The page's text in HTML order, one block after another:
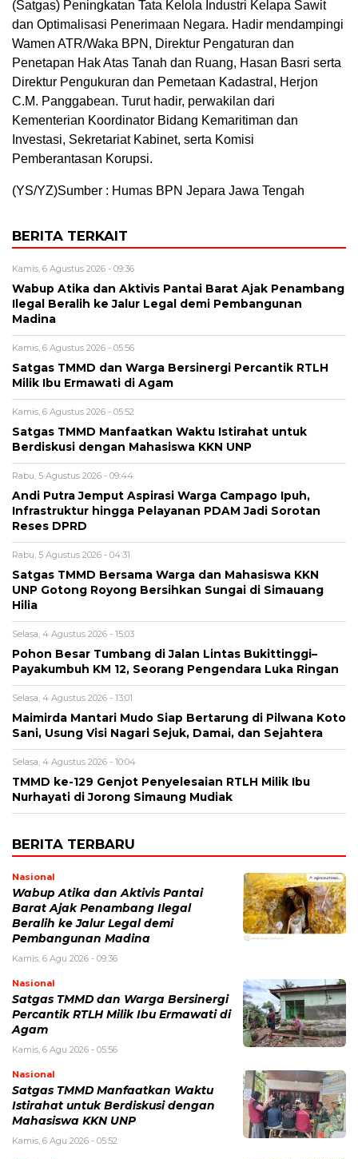
(Satgas) Peningkatan Tata Kelola Industri Kelapa Sawit
dan Optimalisasi Penerimaan Negara. Hadir mendampingi
Wamen ATR/Waka BPN, Direktur Pengaturan dan
Penetapan Hak Atas Tanah dan Ruang, Hasan Basri serta
Direktur Pengukuran dan Pemetaan Kadastral, Herjon
C.M. Panggabean. Turut hadir, perwakilan dari
Kementerian Koordinator Bidang Kemaritiman dan
Investasi, Sekretariat Kabinet, serta Komisi
Pemberantasan Korupsi.
(YS/YZ)Sumber : Humas BPN Jepara Jawa Tengah
BERITA TERKAIT
Kamis, 6 Agustus 2026 - 09:36
Wabup Atika dan Aktivis Pantai Barat Ajak Penambang
Ilegal Beralih ke Jalur Legal demi Pembangunan
Madina
Kamis, 6 Agustus 2026 - 05:56
Satgas TMMD dan Warga Bersinergi Percantik RTLH
Milik Ibu Ermawati di Agam
Kamis, 6 Agustus 2026 - 05:52
Satgas TMMD Manfaatkan Waktu Istirahat untuk
Berdiskusi dengan Mahasiswa KKN UNP
Rabu, 5 Agustus 2026 - 09:44
Andi Putra Jemput Aspirasi Warga Campago Ipuh,
Infrastruktur hingga Pelayanan PDAM Jadi Sorotan
Reses DPRD
Rabu, 5 Agustus 2026 - 04:31
Satgas TMMD Bersama Warga dan Mahasiswa KKN
UNP Gotong Royong Bersihkan Sungai di Simauang
Hilia
Selasa, 4 Agustus 2026 - 15:03
Pohon Besar Tumbang di Jalan Lintas Bukittinggi–
Payakumbuh KM 12, Seorang Pengendara Luka Ringan
Selasa, 4 Agustus 2026 - 13:01
Maimirda Mantari Mudo Siap Bertarung di Pilwana Koto
Sani, Usung Visi Nagari Sejuk, Damai, dan Sejahtera
Selasa, 4 Agustus 2026 - 10:04
TMMD ke-129 Genjot Penyelesaian RTLH Milik Ibu
Nurhayati di Jorong Simaung Mudiak
BERITA TERBARU
Nasional
Wabup Atika dan Aktivis Pantai
Barat Ajak Penambang Ilegal
Beralih ke Jalur Legal demi
Pembangunan Madina
Kamis, 6 Agu 2026 - 09:36
Nasional
Satgas TMMD dan Warga Bersinergi
Percantik RTLH Milik Ibu Ermawati di
Agam
Kamis, 6 Agu 2026 - 05:56
Nasional
Satgas TMMD Manfaatkan Waktu
Istirahat untuk Berdiskusi dengan
Mahasiswa KKN UNP
Kamis, 6 Agu 2026 - 05:52